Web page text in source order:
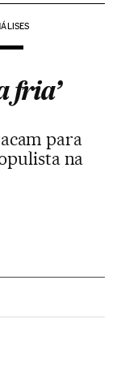
fria’
para
na